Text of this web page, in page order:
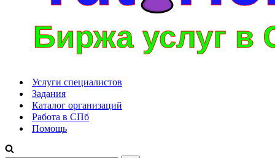
Услуги специалистов
Задания
Каталог организаций
Работа в СПб
Помощь